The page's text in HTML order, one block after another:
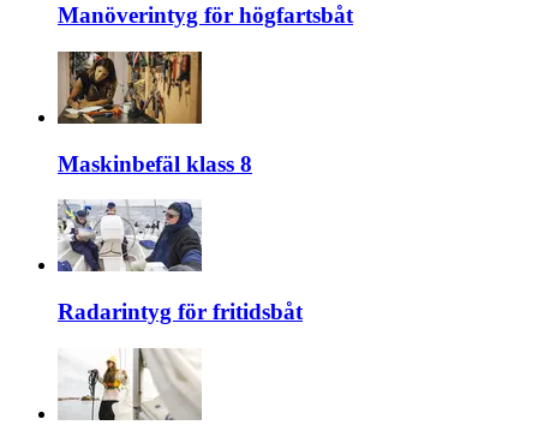
Manöverintyg för högfartsbåt
Maskinbefäl klass 8
Radarintyg för fritidsbåt